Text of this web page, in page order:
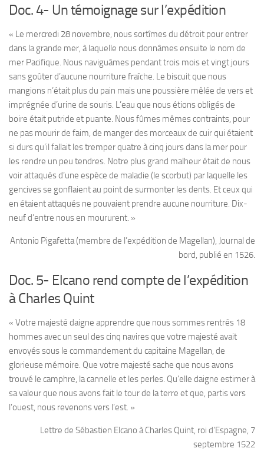
Doc. 4- Un témoignage sur l’expédition
« Le mercredi 28 novembre, nous sortîmes du détroit pour entrer
dans la grande mer, à laquelle nous donnâmes ensuite le nom de
mer Pacifique. Nous naviguâmes pendant trois mois et vingt jours
sans goûter d’aucune nourriture fraîche. Le biscuit que nous
mangions n’était plus du pain mais une poussière mêlée de vers et
imprégnée d’urine de souris. L’eau que nous étions obligés de
boire était putride et puante. Nous fûmes mêmes contraints, pour
ne pas mourir de faim, de manger des morceaux de cuir qui étaient
si durs qu’il fallait les tremper quatre à cinq jours dans la mer pour
les rendre un peu tendres. Notre plus grand malheur était de nous
voir attaqués d’une espèce de maladie (le scorbut) par laquelle les
gencives se gonflaient au point de surmonter les dents. Et ceux qui
en étaient attaqués ne pouvaient prendre aucune nourriture. Dix-
neuf d’entre nous en moururent. »
Antonio Pigafetta (membre de l’expédition de Magellan), Journal de
bord, publié en 1526.
Doc. 5- Elcano rend compte de l’expédition
à Charles Quint
« Votre majesté daigne apprendre que nous sommes rentrés 18
hommes avec un seul des cinq navires que votre majesté avait
envoyés sous le commandement du capitaine Magellan, de
glorieuse mémoire. Que votre majesté sache que nous avons
trouvé le camphre, la cannelle et les perles. Qu’elle daigne estimer à
sa valeur que nous avons fait le tour de la terre et que, partis vers
l’ouest, nous revenons vers l’est. »
Lettre de Sébastien Elcano à Charles Quint, roi d’Espagne, 7
septembre 1522